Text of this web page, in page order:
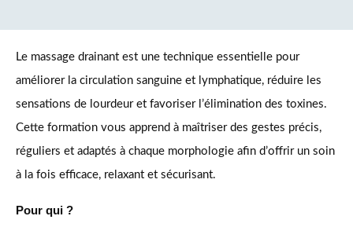
Le massage drainant est une technique essentielle pour
améliorer la circulation sanguine et lymphatique, réduire les
sensations de lourdeur et favoriser l’élimination des toxines.
Cette formation vous apprend à maîtriser des gestes précis,
réguliers et adaptés à chaque morphologie afin d’offrir un soin
à la fois efficace, relaxant et sécurisant.
Pour qui ?